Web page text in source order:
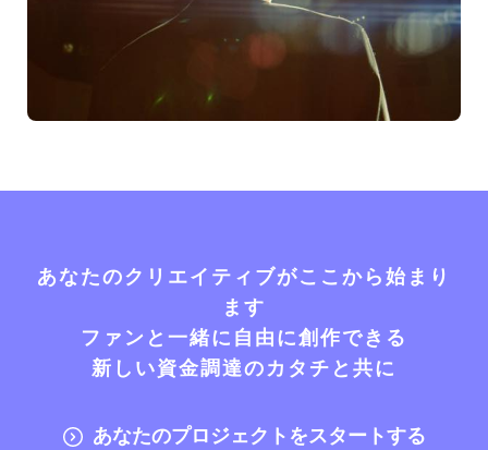
あなたのクリエイティブがここから始まり
ます
ファンと一緒に自由に創作できる
新しい資金調達のカタチと共に
あなたのプロジェクトをスタートする